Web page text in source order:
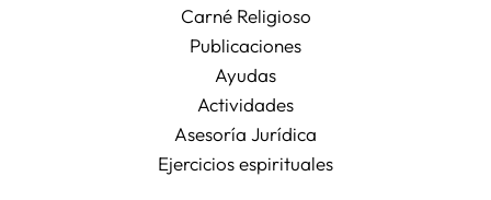
Carné Religioso
Publicaciones
Ayudas
Actividades
Asesoría Jurídica
Ejercicios espirituales